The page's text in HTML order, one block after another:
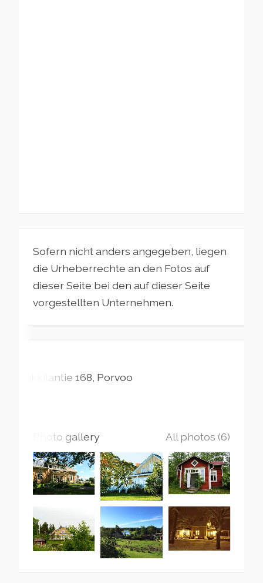
Sofern nicht anders angegeben, liegen
die Urheberrechte an den Fotos auf
dieser Seite bei den auf dieser Seite
vorgestellten Unternehmen.
Tukkilantie 168 Porvoo
Photo gallery All photos (6)